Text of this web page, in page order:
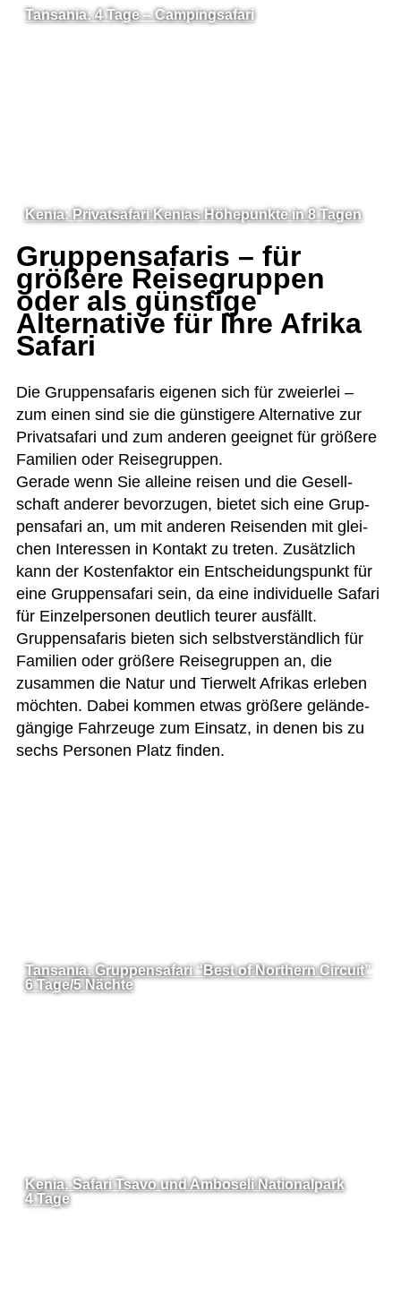
Tansania: 4 Tage – Campingsafari
Kenia: Privatsafari Kenias Höhepunkte in 8 Tagen
Gruppensafaris – für
größere Reisegruppen
oder als günstige
Alternative für Ihre Afrika
Safari
Die Grup­pen­sa­fa­ris eige­nen sich für zwei­er­lei –
zum einen sind sie die güns­ti­gere Alter­na­tive zur
Pri­vat­safari und zum ande­ren geeig­net für grö­ßere
Fami­lien oder Rei­se­grup­pen.
Gerade wenn Sie alleine rei­sen und die Gesell­
schaft ande­rer bevor­zu­gen, bie­tet sich eine Grup­
pen­sa­fari an, um mit ande­ren Rei­sen­den mit glei­
chen Inter­es­sen in Kon­takt zu tre­ten. Zusätz­lich
kann der Kos­ten­fak­tor ein Ent­schei­dungs­punkt für
eine Grup­pen­sa­fari sein, da eine indi­vi­du­elle Safari
für Ein­zel­per­so­nen deut­lich teu­rer aus­fällt.
Grup­pen­sa­fa­ris bie­ten sich selbst­ver­ständ­lich für
Fami­lien oder grö­ßere Rei­se­grup­pen an, die
zusam­men die Natur und Tier­welt Afri­kas erle­ben
möch­ten. Dabei kom­men etwas grö­ßere gelän­de­
gän­gige Fahr­zeuge zum Ein­satz, in denen bis zu
sechs Per­so­nen Platz finden.
Tansania: Gruppensafari “Best of Northern Circuit”
6 Tage/5 Nächte
Kenia: Safari Tsavo und Amboseli Nationalpark
4 Tage